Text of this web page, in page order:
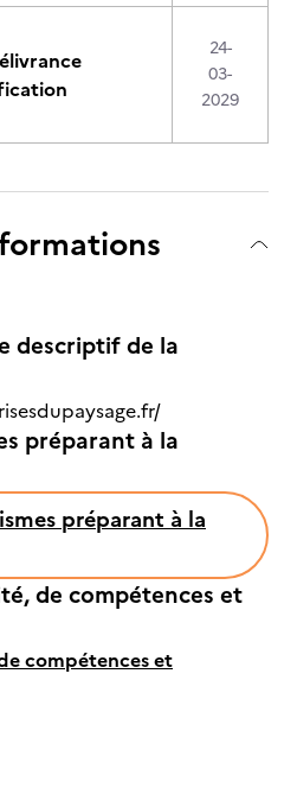
24-
03-
2029
descriptif de la
préparant à la
préparant à la
de compétences et
compétences et